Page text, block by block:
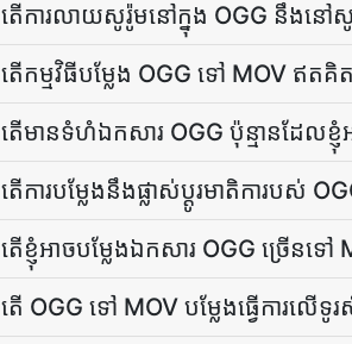
តើ​ការ​លាយ​សូរ៉ូម​នៅ​ក្នុង OGG នឹង​នៅ​សូ
តើ​កម្មវិធី​បម្លែង OGG ទៅ MOV ឥតគិត
តើមានទំហំឯកសារ OGG ប៉ុន្មានដែលខ្ញុំ
តើ​ការ​បម្លែង​នឹង​ផ្លាស់ប្ដូរ​មាតិកា​របស់
តើ​ខ្ញុំ​អាច​បម្លែង​ឯកសារ OGG ច្រើន​ទៅ
តើ OGG ទៅ MOV បម្លែងធ្វើការលើទូរ